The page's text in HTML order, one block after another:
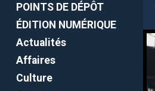
POINTS DE DÉPÔT
ÉDITION NUMÉRIQUE
Actualités
Affaires
Culture